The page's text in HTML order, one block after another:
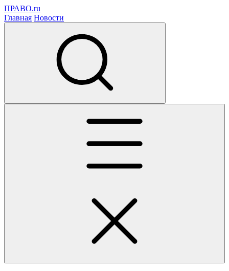
ПРАВО.ru
Главная Новости